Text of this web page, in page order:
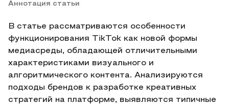
Аннотация статьи
В статье рассматриваются особенности
функционирования TikTok как новой формы
медиасреды, обладающей отличительными
характеристиками визуального и
алгоритмического контента. Анализируются
подходы брендов к разработке креативных
стратегий на платформе, выявляются типичные